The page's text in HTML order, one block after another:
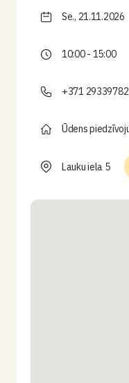
Se., 21.11.2026
10:00 - 15:00
+371 29339782
Ūdens
Lauku iela 5